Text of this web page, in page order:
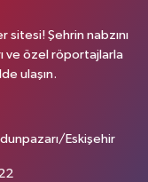
sitesi! Şehrin nabzını
ve özel röportajlarla
ulaşın.
Eskişehir